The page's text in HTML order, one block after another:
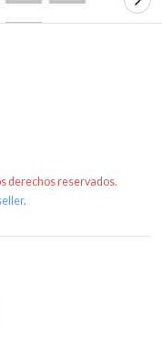
derechos reservados.
.